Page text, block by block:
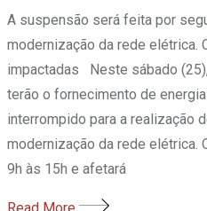
A suspensão será feita por
modernização da rede elétrica.
impactadas Neste sábado
terão o fornecimento de
interrompido para a realização
modernização da rede elétrica.
9h às 15h e afetará